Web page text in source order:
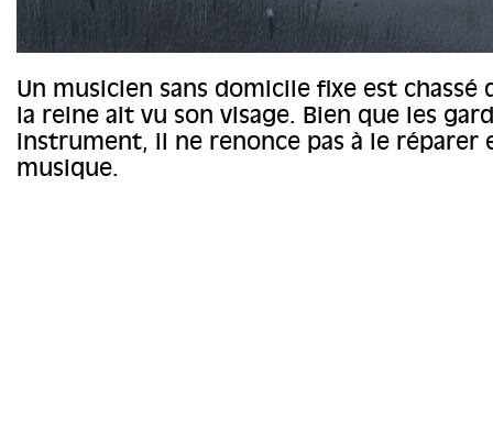
Un musicien sans domicile fixe est chassé
la reine ait vu son visage. Bien que les
instrument, il ne renonce pas à le réparer
musique.